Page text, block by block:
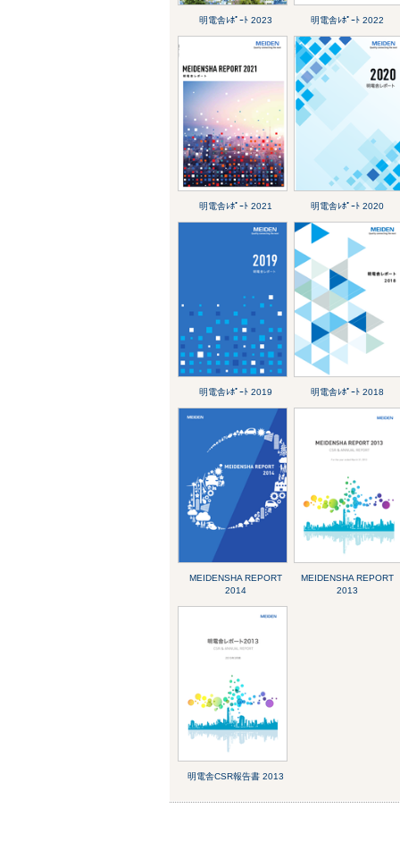
明電舎ﾚﾎﾟｰﾄ 2023 明電舎ﾚﾎﾟｰﾄ 2022
明電舎ﾚﾎﾟｰﾄ 2021 明電舎ﾚﾎﾟｰﾄ 2020
明電舎ﾚﾎﾟｰﾄ 2019 明電舎ﾚﾎﾟｰﾄ 2018
MEIDENSHA REPORT
2014
MEIDENSHA REPORT
2013
明電舎CSR報告書 2013